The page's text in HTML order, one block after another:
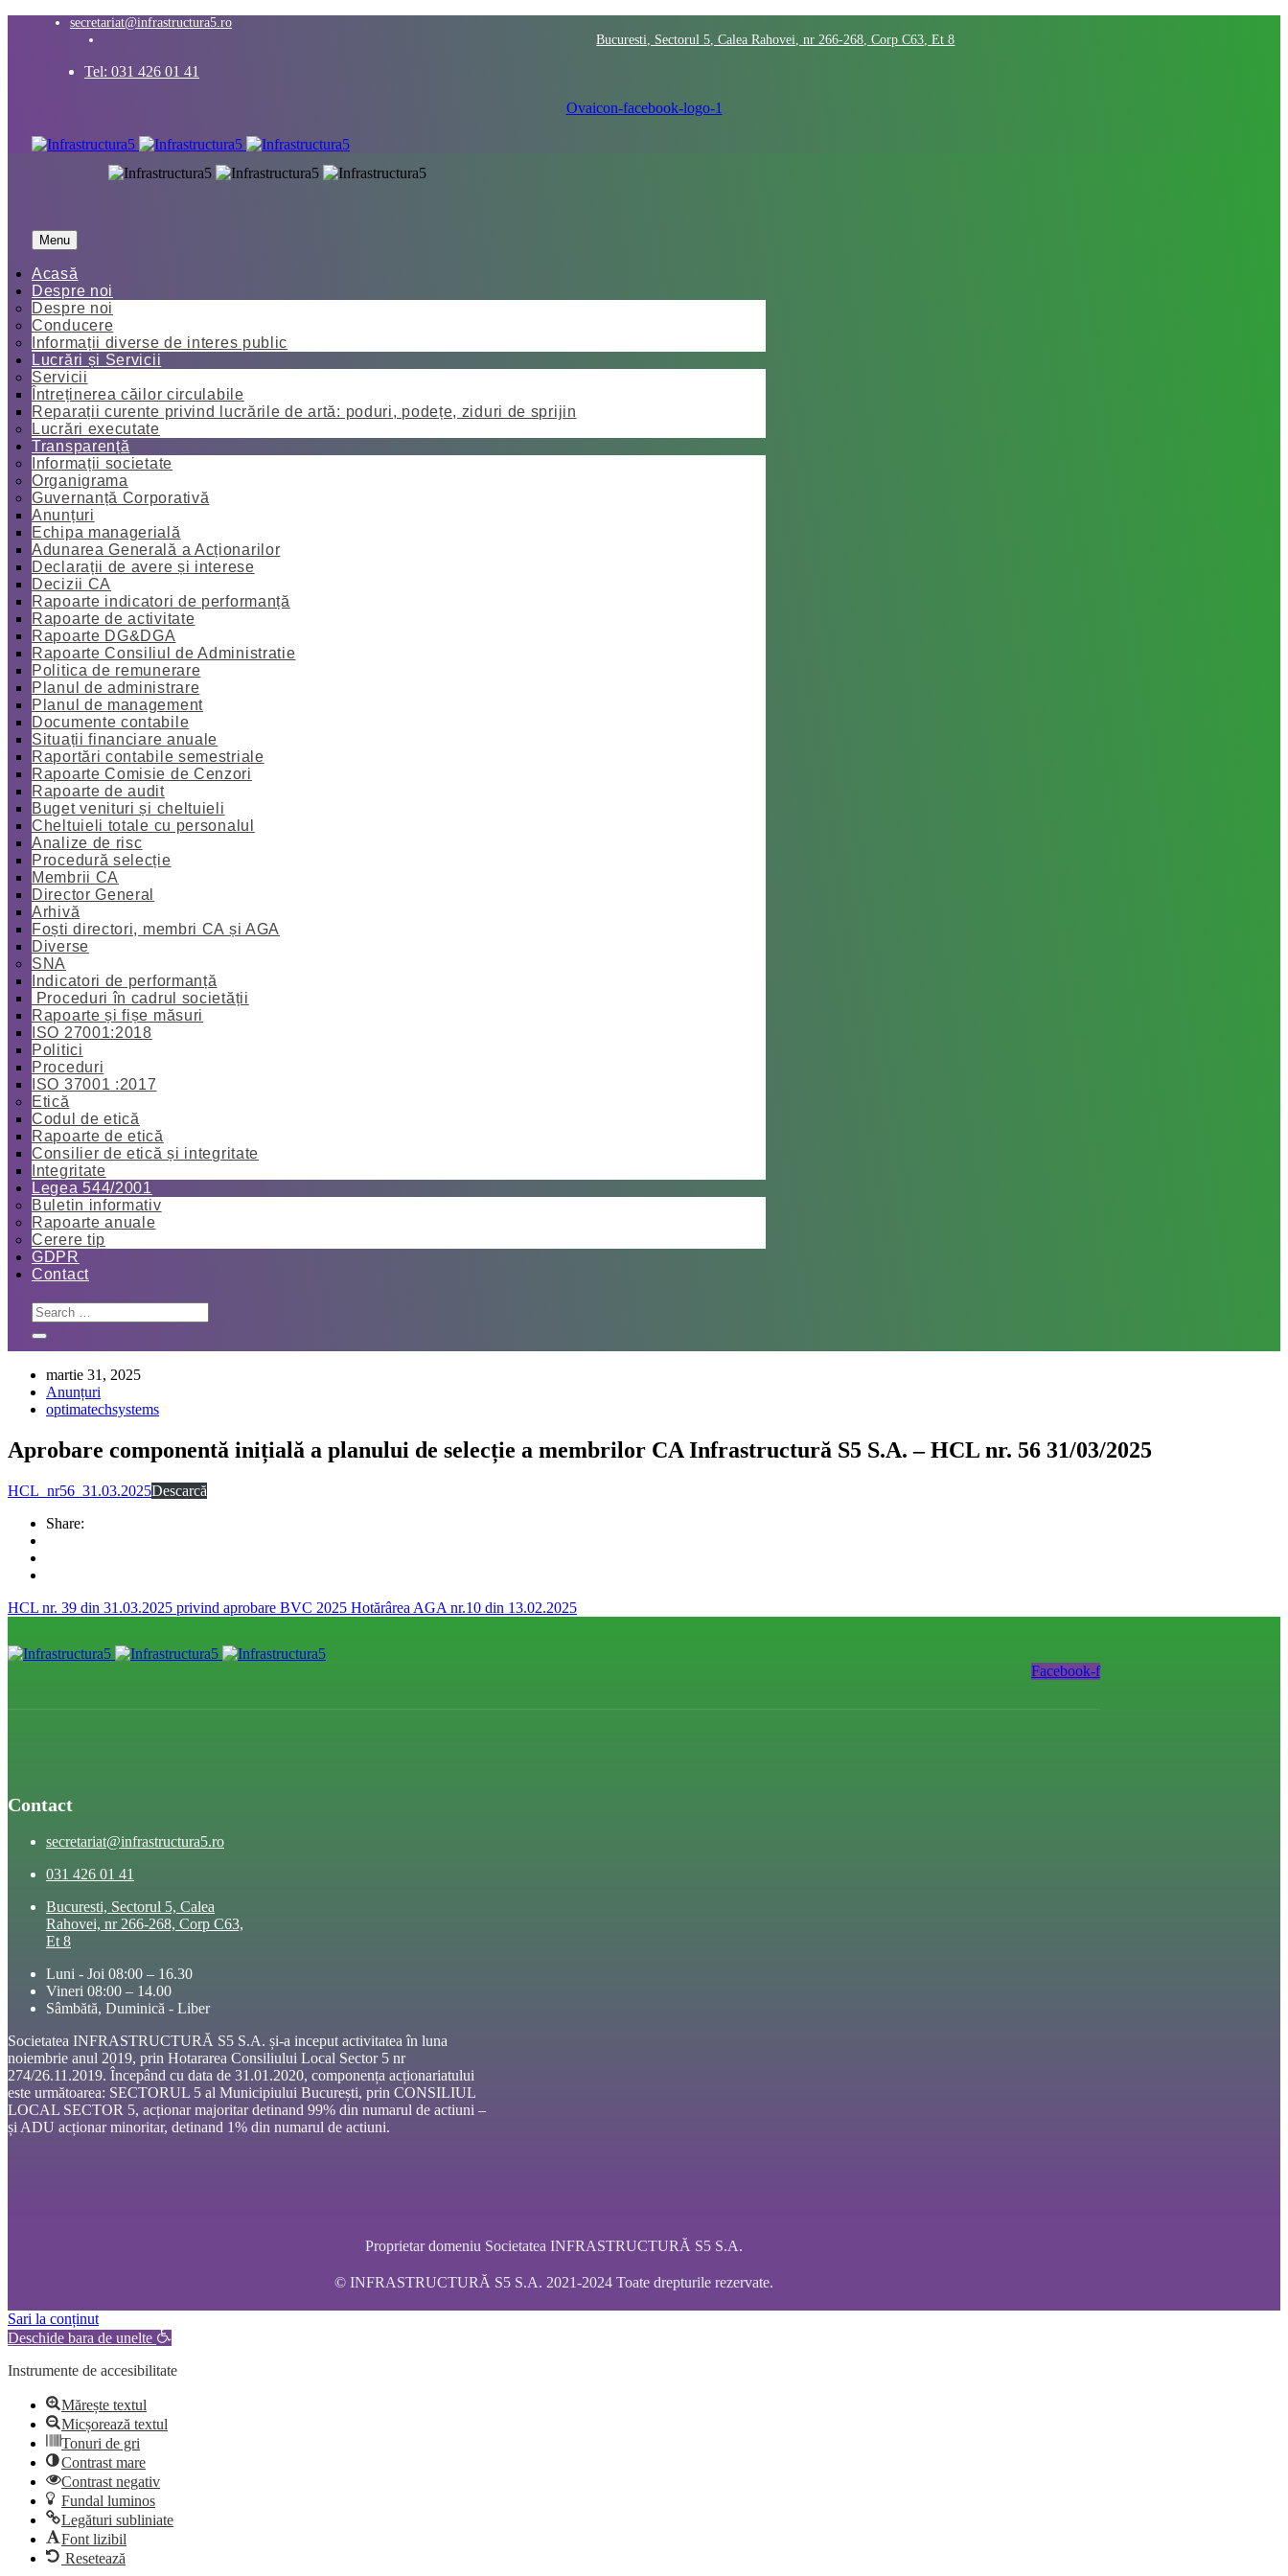
secretariat@infrastructura5.ro
Bucuresti, Sectorul 5, Calea Rahovei, nr 266-268, Corp C63, Et 8
Tel: 031 426 01 41
Ovaicon-facebook-logo-1
Menu
Acasă
Despre noi
Despre noi
Conducere
Informații diverse de interes public
Lucrări și Servicii
Servicii
Întreținerea căilor circulabile
Reparații curente privind lucrările de artă: poduri, podețe, ziduri de sprijin
Lucrări executate
Transparență
Informații societate
Organigrama
Guvernanță Corporativă
Anunțuri
Echipa managerială
Adunarea Generală a Acționarilor
Declarații de avere și interese
Decizii CA
Rapoarte indicatori de performanță
Rapoarte de activitate
Rapoarte DG&DGA
Rapoarte Consiliul de Administratie
Politica de remunerare
Planul de administrare
Planul de management
Documente contabile
Situații financiare anuale
Raportări contabile semestriale
Rapoarte Comisie de Cenzori
Rapoarte de audit
Buget venituri și cheltuieli
Cheltuieli totale cu personalul
Analize de risc
Procedură selecție
Membrii CA
Director General
Arhivă
Foști directori, membri CA și AGA
Diverse
SNA
Indicatori de performanță
Proceduri în cadrul societății
Rapoarte și fișe măsuri
ISO 27001:2018
Politici
Proceduri
ISO 37001 :2017
Etică
Codul de etică
Rapoarte de etică
Consilier de etică și integritate
Integritate
Legea 544/2001
Buletin informativ
Rapoarte anuale
Cerere tip
GDPR
Contact
martie 31, 2025
Anunțuri
optimatechsystems
Aprobare componentă inițială a planului de selecție a membrilor CA Infrastructură S5 S.A. – HCL nr. 56 31/03/2025
HCL_nr56_31.03.2025Descarcă
Share:
HCL nr. 39 din 31.03.2025 privind aprobare BVC 2025 Hotărârea AGA nr.10 din 13.02.2025
Facebook-f
Contact
secretariat@infrastructura5.ro
031 426 01 41
Bucuresti, Sectorul 5, Calea
Rahovei, nr 266-268, Corp C63,
Et 8
Luni - Joi 08:00 – 16.30
Vineri 08:00 – 14.00
Sâmbătă, Duminică - Liber
Societatea INFRASTRUCTURĂ S5 S.A. și-a inceput activitatea în luna
noiembrie anul 2019, prin Hotararea Consiliului Local Sector 5 nr
274/26.11.2019. Începând cu data de 31.01.2020, componența acționariatului
este următoarea: SECTORUL 5 al Municipiului București, prin CONSILIUL
LOCAL SECTOR 5, acționar majoritar detinand 99% din numarul de actiuni –
și ADU acționar minoritar, detinand 1% din numarul de actiuni.
Proprietar domeniu Societatea INFRASTRUCTURĂ S5 S.A.
© INFRASTRUCTURĂ S5 S.A. 2021-2024 Toate drepturile rezervate.
Sari la conținut
Deschide bara de unelte
Instrumente de accesibilitate
Mărește textul
Micșorează textul
Tonuri de gri
Contrast mare
Contrast negativ
Fundal luminos
Legături subliniate
Font lizibil
Resetează